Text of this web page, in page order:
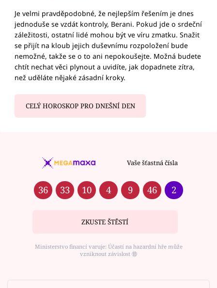
Je velmi pravděpodobné, že nejlepším řešením je dnes
jednoduše se vzdát kontroly, Berani. Pokud jde o srdeční
záležitosti, ostatní lidé mohou být ve víru zmatku. Snažit
se přijít na kloub jejich duševnímu rozpoložení bude
nemožné, takže se o to ani nepokoušejte. Možná budete
chtít nechat věci plynout a uvidíte, jak dopadnete zítra,
než uděláte nějaké zásadní kroky.
CELÝ HOROSKOP PRO DNEŠNÍ DEN
Vaše šťastná čísla
36 33 10 4 9 46 2
ZKUSTE ŠTĚSTÍ
Ministerstvo financí varuje: Účastí na hazardní hře může
vzniknout závislost ⑱